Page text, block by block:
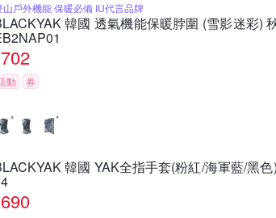
山戶外機能 保暖必備 IU代言品牌
韓國 透氣機能保暖脖圍 (雪影迷彩)
702
動 券
韓國 YAK全指手套(粉紅/海軍藍/黑
690